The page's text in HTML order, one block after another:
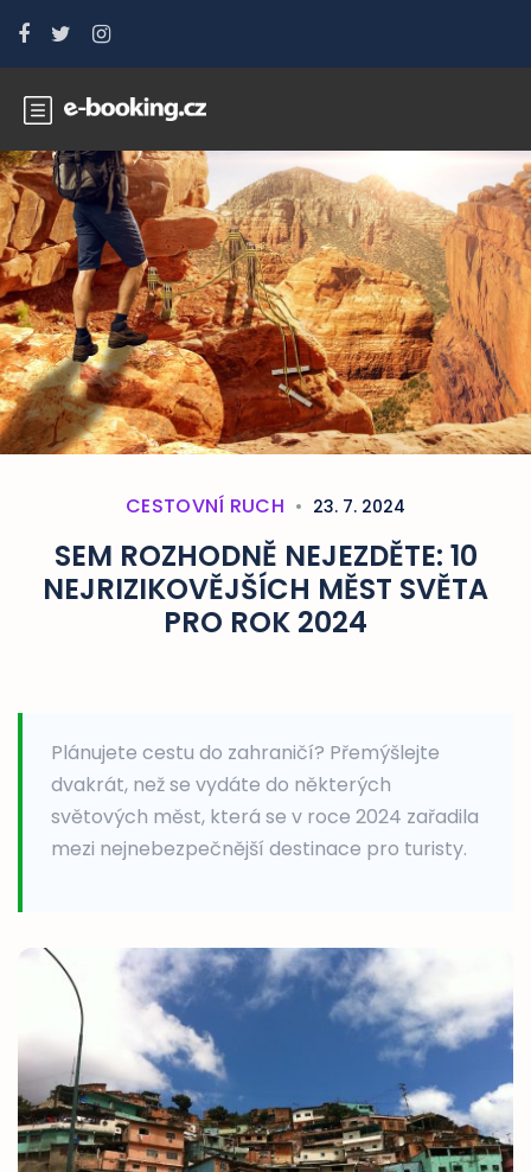
CESTOVNÍ RUCH 23. 7. 2024
SEM ROZHODNĚ NEJEZDĚTE: 10
NEJRIZIKOVĚJŠÍCH MĚST SVĚTA
PRO ROK 2024
Plánujete cestu do zahraničí? Přemýšlejte
dvakrát, než se vydáte do některých
světových měst, která se v roce 2024 zařadila
mezi nejnebezpečnější destinace pro turisty.